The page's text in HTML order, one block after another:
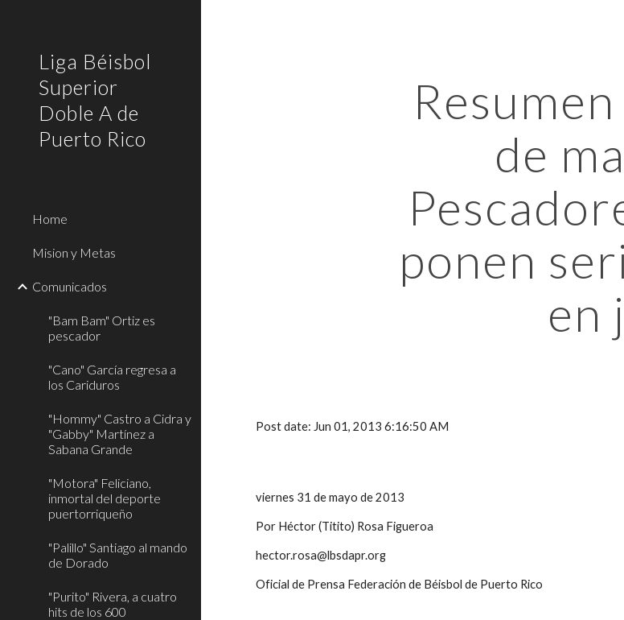
Liga Béisbol
Superior
Doble A de
Puerto Rico
Home
Mision y Metas
Comunicados
"Bam Bam" Ortiz es
pescador
"Cano" García regresa a
los Cariduros
"Hommy" Castro a Cidra y
"Gabby" Martínez a
Sabana Grande
"Motora" Feliciano,
inmortal del deporte
puertorriqueño
"Palillo" Santiago al mando
de Dorado
"Purito" Rivera, a cuatro
hits de los 600
de
ponen
en
Post date: Jun 01, 2013 6:16:50 AM
viernes 31 de mayo de 2013
Por Héctor (Titito) Rosa Figueroa
hector.rosa@lbsdapr.org
Oficial de Prensa Federación de Béisbol de Puerto Rico